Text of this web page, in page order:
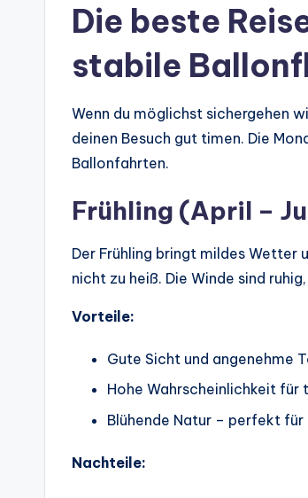
Die beste
stabile
Wenn du möglichst sichergehen
deinen Besuch gut timen. Die
Ballonfahrten.
Frühling (April –
Der Frühling bringt mildes Wetter
nicht zu heiß. Die Winde sind
Vorteile:
Gute Sicht und angenehme
Hohe Wahrscheinlichkeit für
Blühende Natur – perfekt
Nachteile: